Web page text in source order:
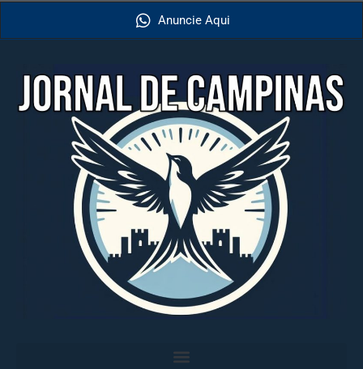
Anuncie Aqui